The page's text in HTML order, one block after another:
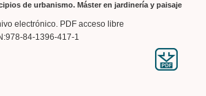
de urbanismo. Máster en jardinería y paisaje
electrónico. PDF acceso libre
84-1396-417-1